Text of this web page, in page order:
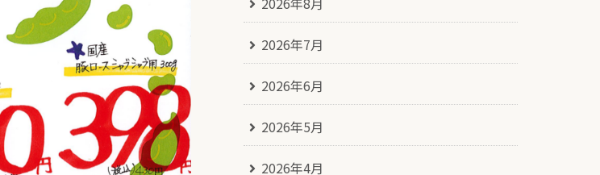
2026年7月
2026年6月
2026年5月
2026年4月